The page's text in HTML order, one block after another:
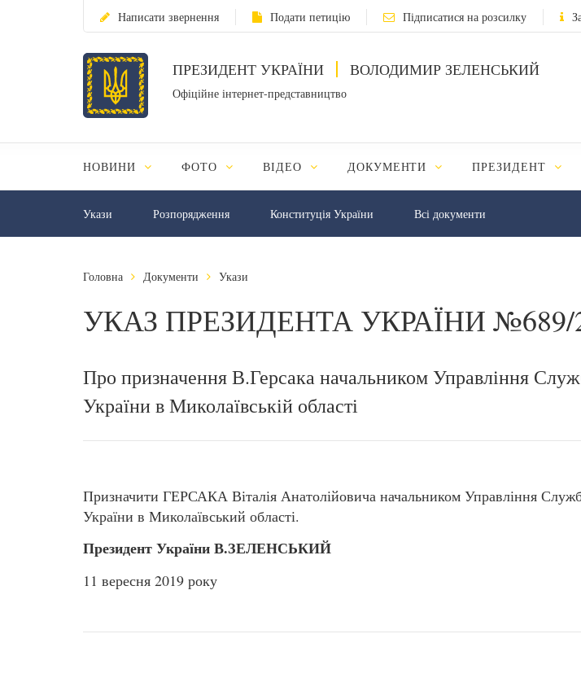
Написати звернення Подати петицію Підписатися на розсилку
ПРЕЗИДЕНТ УКРАЇНИ ВОЛОДИМИР ЗЕЛЕНСЬКИЙ
Офіційне інтернет-представництво
НОВИНИ ФОТО ВІДЕО ДОКУМЕНТИ ПРЕЗИДЕНТ
Укази Розпорядження Конституція України Всі документи
Головна Документи Укази
УКАЗ ПРЕЗИДЕНТА УКРАЇНИ №689/
Про призначення В.Герсака начальником Управління
України в Миколаївській області
Призначити ГЕРСАКА Віталія Анатолійовича начальником Управління
України в Миколаївський області.
Президент України В.ЗЕЛЕНСЬКИЙ
11 вересня 2019 року